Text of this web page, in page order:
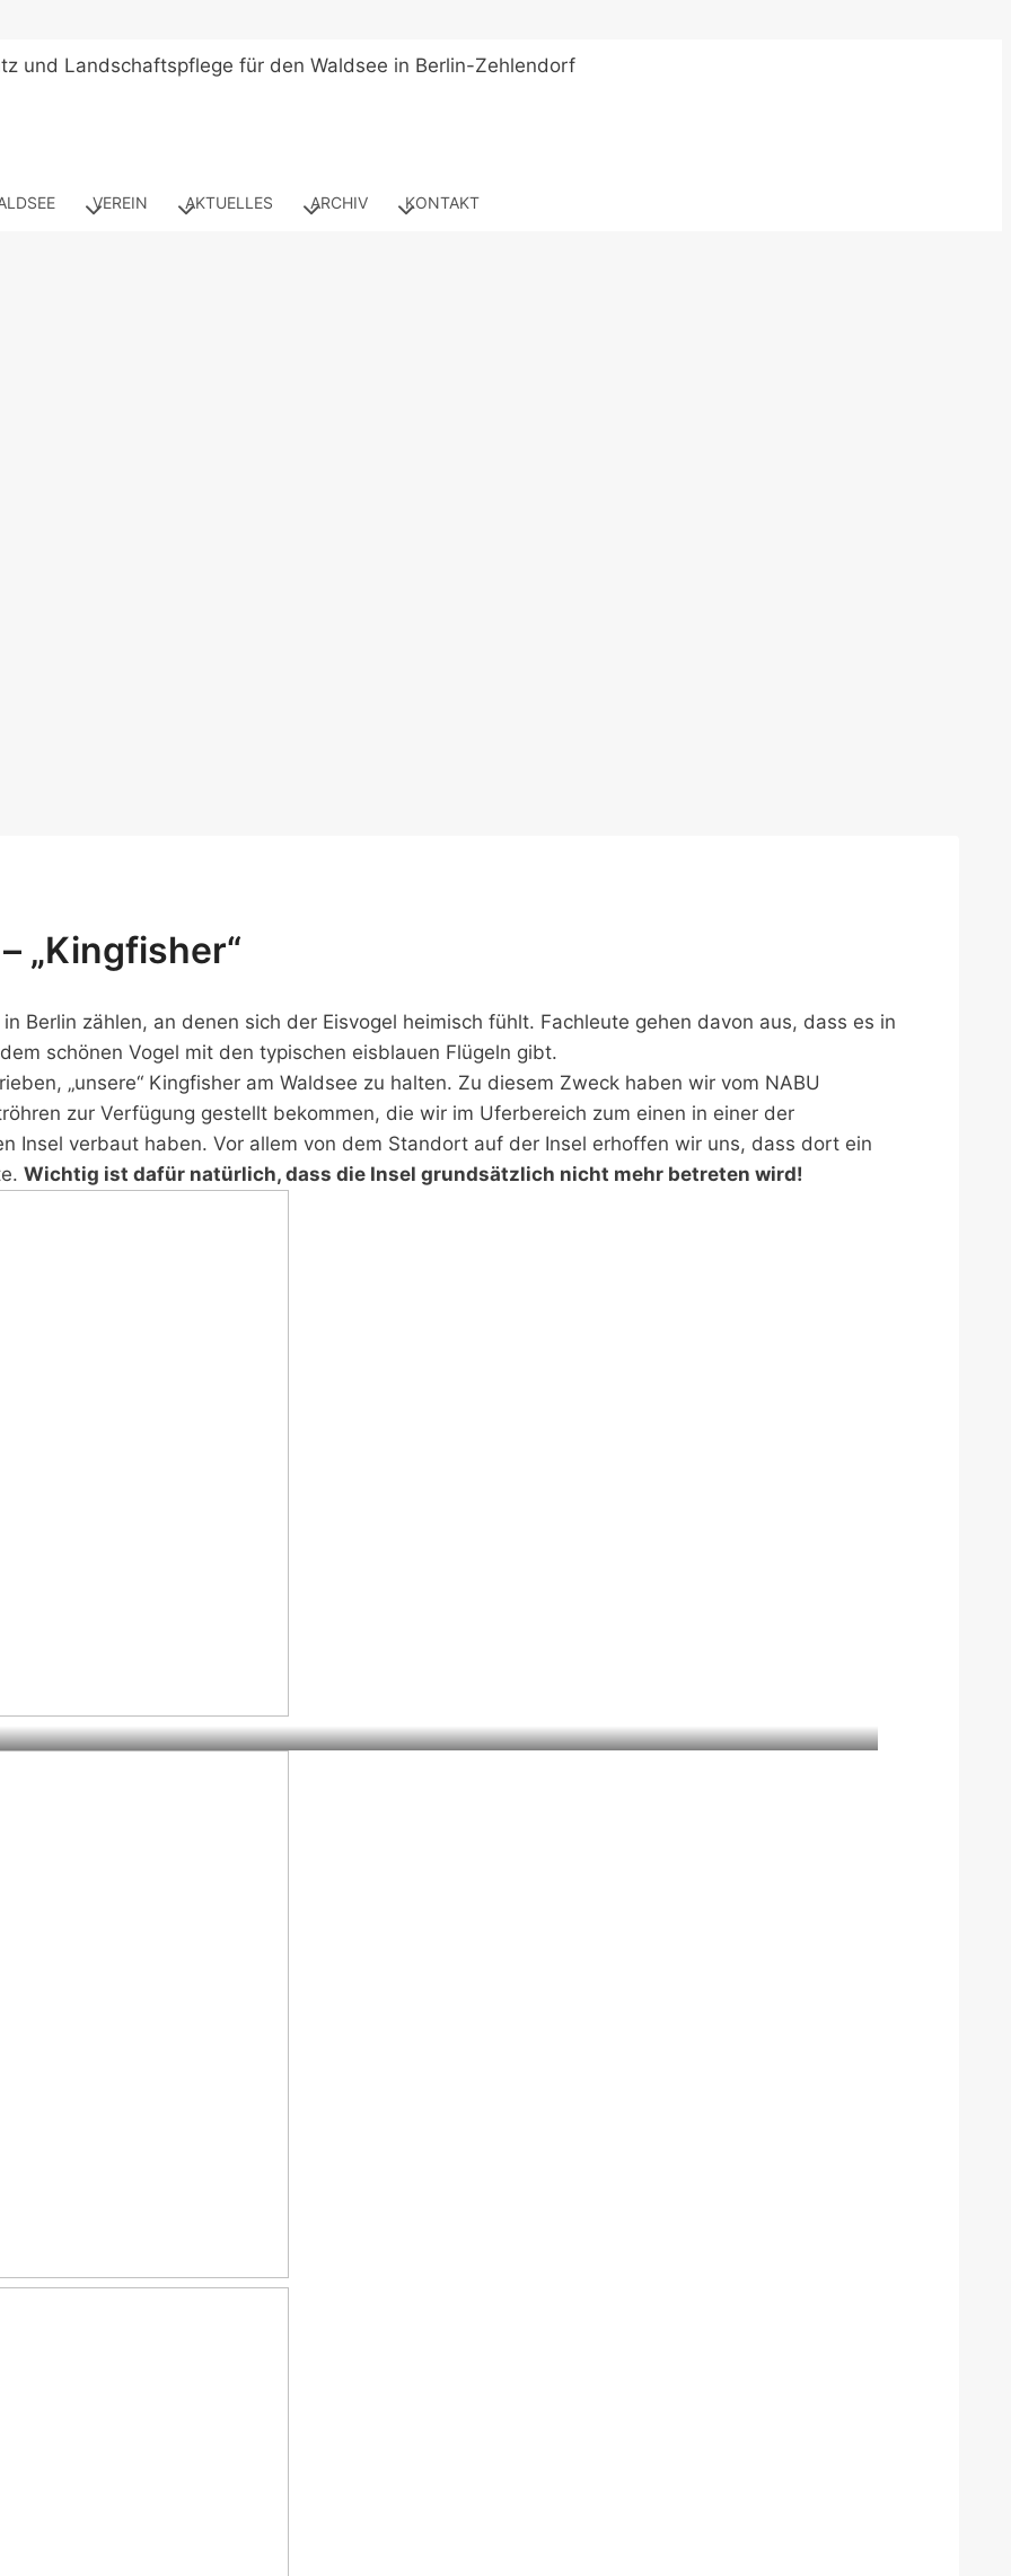
VEREIN AKTUELLES ARCHIV KONTAKT
„Kingfisher“
Berlin zählen, an denen sich der Eisvogel heimisch fühlt. Fachleute gehen davon aus, dass es in
schönen Vogel mit den typischen eisblauen Flügeln gibt.
„unsere“ Kingfisher am Waldsee zu halten. Zu diesem Zweck haben wir vom NABU
zur Verfügung gestellt bekommen, die wir im Uferbereich zum einen in einer der
Insel verbaut haben. Vor allem von dem Standort auf der Insel erhoffen wir uns, dass dort ein
Wichtig ist dafür natürlich, dass die Insel grundsätzlich nicht mehr betreten wird!